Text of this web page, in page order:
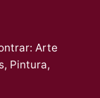
Arte
Pintura,